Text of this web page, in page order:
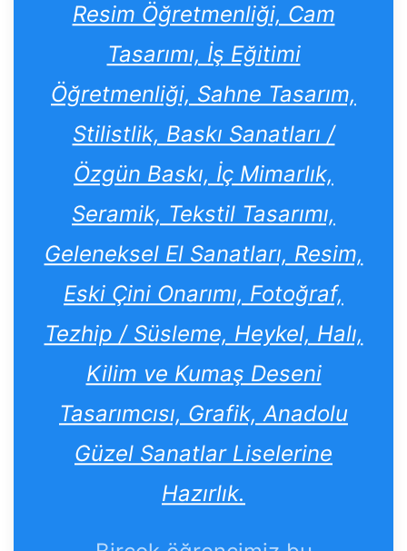
Resim Öğretmenliği, Cam
Tasarımı, İş Eğitimi
Öğretmenliği, Sahne Tasarım,
Stilistlik, Baskı Sanatları /
Özgün Baskı, İç Mimarlık,
Seramik, Tekstil Tasarımı,
Geleneksel El Sanatları, Resim,
Eski Çini Onarımı, Fotoğraf,
Tezhip / Süsleme, Heykel, Halı,
Kilim ve Kumaş Deseni
Tasarımcısı, Grafik, Anadolu
Güzel Sanatlar Liselerine
Hazırlık.